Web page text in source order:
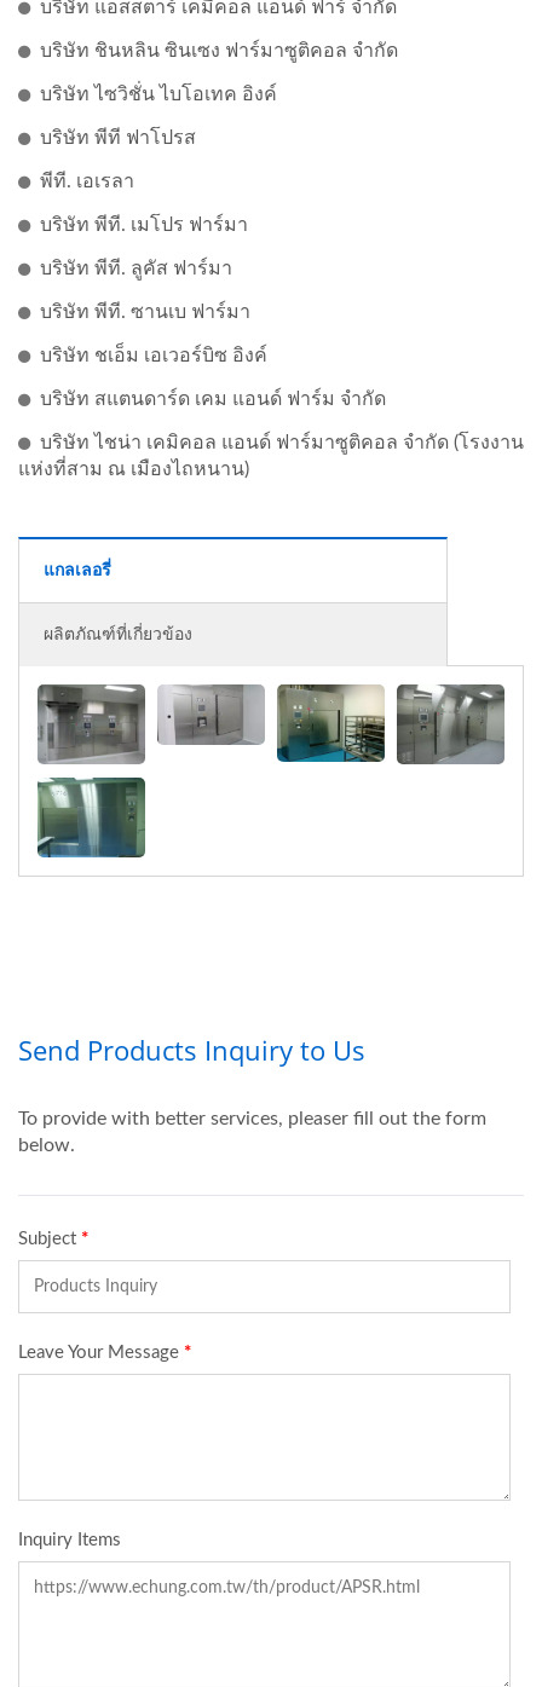
บริษัท แอสสตาร์ เคมีคอล แอนด์ ฟาร์ จำกัด
บริษัท ชินหลิน ซินเซง ฟาร์มาซูติคอล จำกัด
บริษัท ไซวิชั่น ไบโอเทค อิงค์
บริษัท พีที ฟาโปรส
พีที. เอเรลา
บริษัท พีที. เมโปร ฟาร์มา
บริษัท พีที. ลูคัส ฟาร์มา
บริษัท พีที. ซานเบ ฟาร์มา
บริษัท ชเอ็ม เอเวอร์บิซ อิงค์
บริษัท สแตนดาร์ด เคม แอนด์ ฟาร์ม จำกัด
บริษัท ไชน่า เคมิคอล แอนด์ ฟาร์มาซูติคอล จำกัด (โรงงาน
แห่งที่สาม ณ เมืองไถหนาน)
แกลเลอรี่
ผลิตภัณฑ์ที่เกี่ยวข้อง